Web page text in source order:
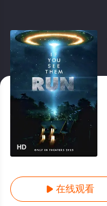
HD
 在线观看